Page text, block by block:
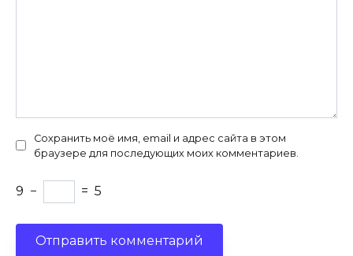
Сохранить моё имя, email и адрес сайта в этом
браузере для последующих моих комментариев.
9 − = 5